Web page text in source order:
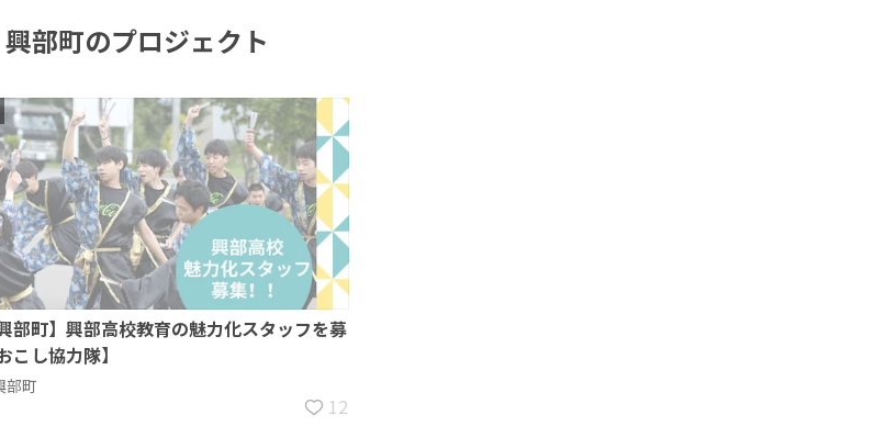
興部町のプロジェクト
部町】興部高校教育の魅力化スタッフを募
こし協力隊】
部町
12